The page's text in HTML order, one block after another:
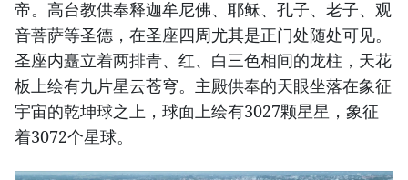
帝。高台教供奉释迦牟尼佛、耶稣、孔子、老子、观
音菩萨等圣德，在圣座四周尤其是正门处随处可见。
圣座内矗立着两排青、红、白三色相间的龙柱，天花
板上绘有九片星云苍穹。主殿供奉的天眼坐落在象征
宇宙的乾坤球之上，球面上绘有3027颗星星，象征
着3072个星球。